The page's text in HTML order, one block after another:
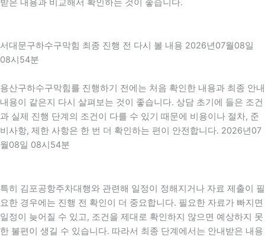
받은 내용과 비교해서 확인하는 것이 좋습니다.
서대문구하수구막힘 최종 진행 전 다시 볼 내용 2026년07월08일
08시54분
용산구하수구막힘를 진행하기 전에는 처음 확인한 내용과 최종 안내
내용이 같은지 다시 살펴보는 것이 좋습니다. 상담 초기에 들은 조건
과 실제 진행 단계의 조건이 다를 수 있기 때문에 비용이나 절차, 준
비사항, 제한 사항은 한 번 더 확인하는 편이 안전합니다. 2026년07
월08일 08시54분
특히 김포공항주차대행와 관련해 일정이 정해지거나 자료 제출이 필
요한 경우에는 진행 전 확인이 더 중요합니다. 필요한 자료가 빠지면
일정이 늦어질 수 있고, 조건을 제대로 확인하지 않으면 예상하지 못
한 불편이 생길 수 있습니다. 따라서 최종 단계에서는 안내받은 내용